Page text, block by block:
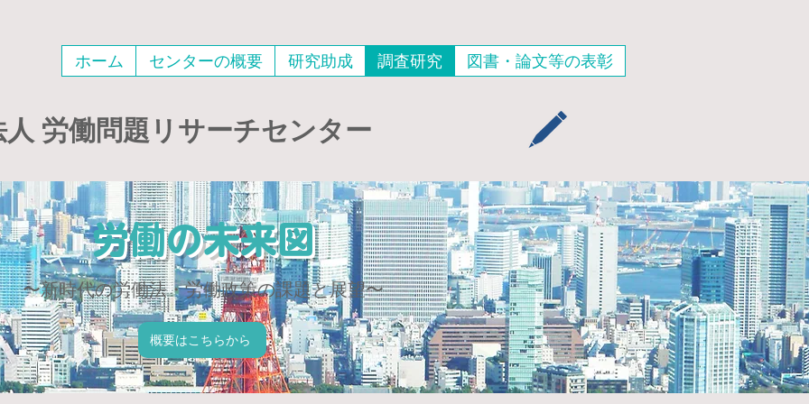
ホーム センターの概要 研究助成 調査研究 図書・論文等の表彰
労働問題リサーチセンター
労働の未来図
〜新時代の労働法・労働政策の課題と展望〜
概要はこちらから